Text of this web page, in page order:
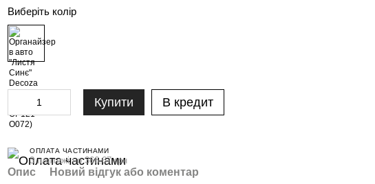
Виберіть колір
Купити В кредит
ОПЛАТА ЧАСТИНАМИ
3 платежі по 366.67 грн
Опис Новий відгук або коментар